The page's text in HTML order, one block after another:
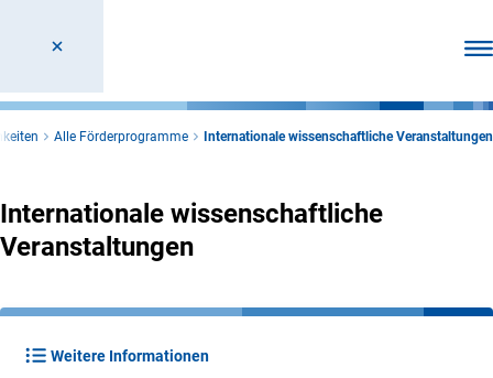
Alle Förderprogramme Internationale wissenschaftliche Veranstaltungen
Internationale wissenschaftliche
Veranstaltungen
Weitere Informationen